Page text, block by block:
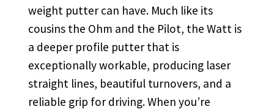
weight putter can have. Much like its
cousins the Ohm and the Pilot, the Watt is
a deeper profile putter that is
exceptionally workable, producing laser
straight lines, beautiful turnovers, and a
reliable grip for driving. When you’re